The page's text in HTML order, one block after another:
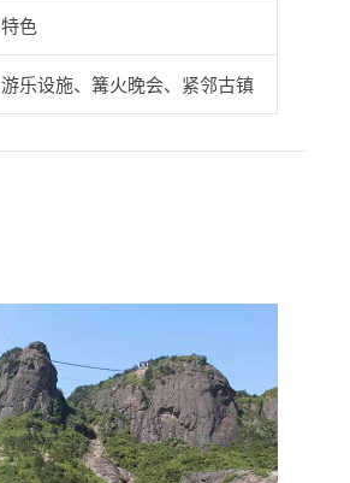
特色
游乐设施、篝火晚会、紧邻古镇